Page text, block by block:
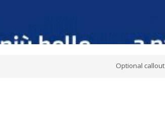
Optional